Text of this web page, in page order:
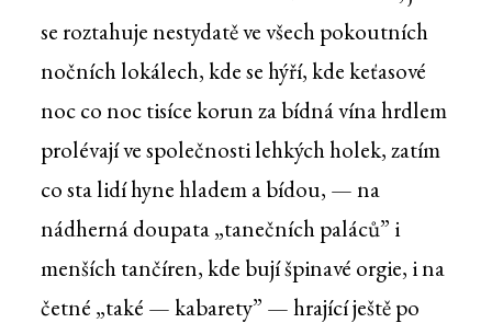
se roztahuje nestydatě ve všech pokoutních
nočních lokálech, kde se hýří, kde keťasové
noc co noc tisíce korun za bídná vína hrdlem
prolévají ve společnosti lehkých holek, zatím
co sta lidí hyne hladem a bídou, — na
nádherná doupata „tanečních paláců” i
menších tančíren, kde bují špinavé orgie, i na
četné „také — kabarety” — hrající ještě po